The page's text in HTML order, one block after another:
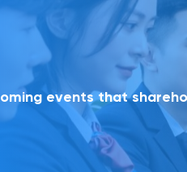
Most Popular
Báo cáo
Most
events that